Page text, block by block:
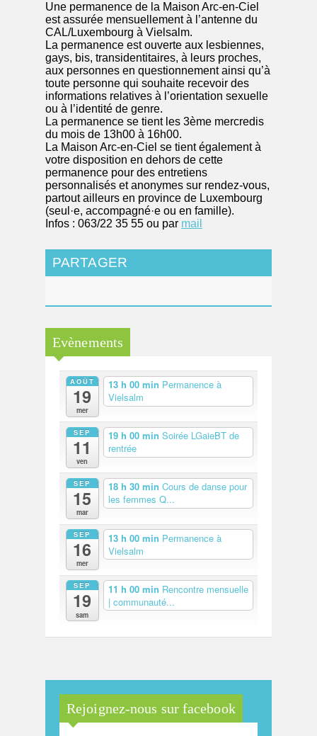
Une permanence de la Maison Arc-en-Ciel
est assurée mensuellement à l’antenne du
CAL/Luxembourg à Vielsalm.
La permanence est ouverte aux lesbiennes,
gays, bis, transidentitaires, à leurs proches,
aux personnes en questionnement ainsi qu’à
toute personne qui souhaite recevoir des
informations relatives à l’orientation sexuelle
ou à l’identité de genre.
La permanence se tient les 3ème mercredis
du mois de 13h00 à 16h00.
La Maison Arc-en-Ciel se tient également à
votre disposition en dehors de cette
permanence pour des entretiens
personnalisés et anonymes sur rendez-vous,
partout ailleurs en province de Luxembourg
(seul·e, accompagné·e ou en famille).
Infos : 063/22 35 55 ou par mail
PARTAGER
Evènements
AOÛT
19
mer
13 h 00 min Permanence à
Vielsalm
SEP
11
ven
19 h 00 min Soirée LGaieBT de
rentrée
SEP
15
mar
18 h 30 min Cours de danse pour
les femmes Q...
SEP
16
mer
13 h 00 min Permanence à
Vielsalm
SEP
19
sam
11 h 00 min Rencontre mensuelle
| communauté...
Rejoignez-nous sur facebook